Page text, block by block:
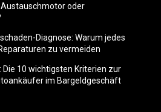
oder
Diagnose: Warum jedes
zu vermeiden
10 wichtigsten Kriterien zur
im Bargeldgeschäft